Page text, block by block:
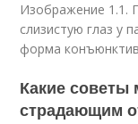
Изображение 1.1.
слизистую глаз у
форма
Какие
страдающим